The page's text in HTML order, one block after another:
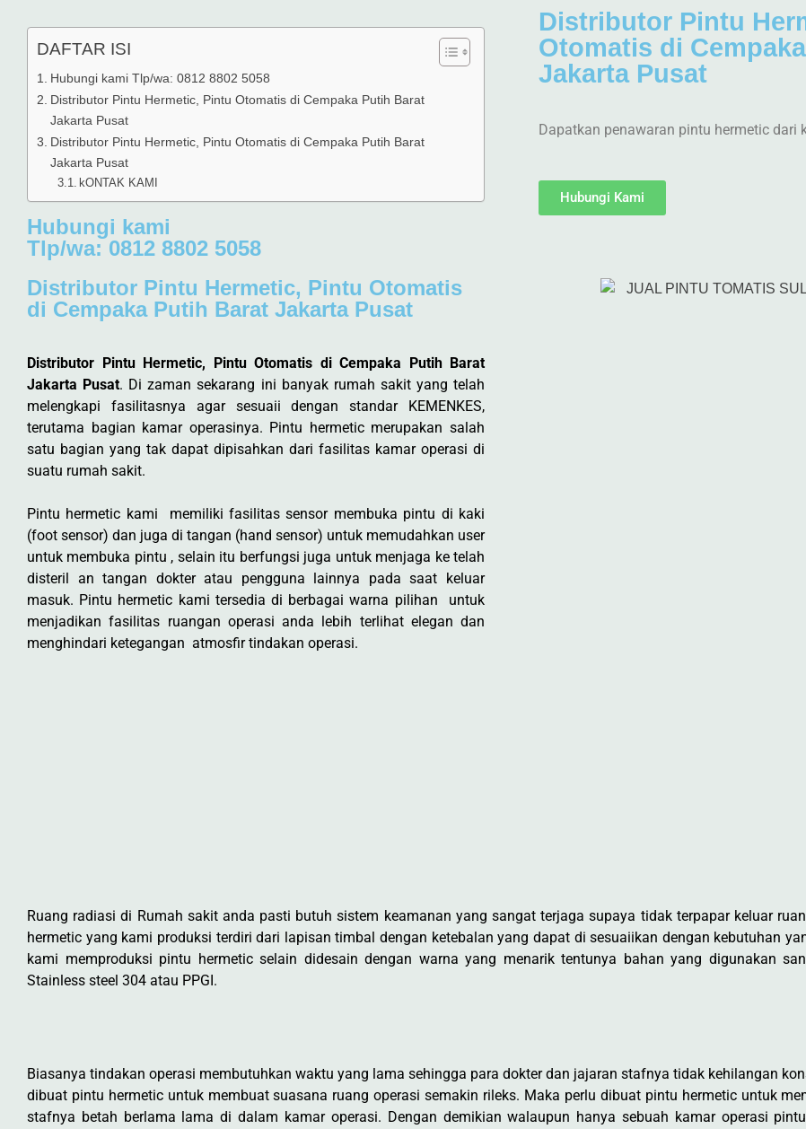
DAFTAR ISI
Hubungi kami Tlp/wa: 0812 8802 5058
Distributor Pintu Hermetic, Pintu Otomatis di Cempaka Putih Barat
Jakarta Pusat
Distributor Pintu Hermetic, Pintu Otomatis di Cempaka Putih Barat
Jakarta Pusat
kONTAK KAMI
Hubungi kami
Tlp/wa: 0812 8802 5058
Distributor Pintu
Otomatis di
Jakarta Pusat
Dapatkan penawaran pintu hermetic dari
Hubungi Kami
Distributor Pintu Hermetic, Pintu Otomatis
di Cempaka Putih Barat Jakarta Pusat
Distributor Pintu Hermetic, Pintu Otomatis di Cempaka Putih Barat
Jakarta Pusat. Di zaman sekarang ini banyak rumah sakit yang telah
melengkapi fasilitasnya agar sesuaii dengan standar KEMENKES,
terutama bagian kamar operasinya. Pintu hermetic merupakan salah
satu bagian yang tak dapat dipisahkan dari fasilitas kamar operasi di
suatu rumah sakit.
Pintu hermetic kami memiliki fasilitas sensor membuka pintu di kaki
(foot sensor) dan juga di tangan (hand sensor) untuk memudahkan user
untuk membuka pintu , selain itu berfungsi juga untuk menjaga ke telah
disteril an tangan dokter atau pengguna lainnya pada saat keluar
masuk. Pintu hermetic kami tersedia di berbagai warna pilihan untuk
menjadikan fasilitas ruangan operasi anda lebih terlihat elegan dan
menghindari ketegangan atmosfir tindakan operasi.
Ruang radiasi di Rumah sakit anda pasti butuh sistem keamanan yang sangat terjaga supaya tidak terpapar keluar
hermetic yang kami produksi terdiri dari lapisan timbal dengan ketebalan yang dapat di sesuaiikan dengan kebutuhan
kami memproduksi pintu hermetic selain didesain dengan warna yang menarik tentunya bahan yang digunakan
Stainless steel 304 atau PPGI.
Biasanya tindakan operasi membutuhkan waktu yang lama sehingga para dokter dan jajaran stafnya tidak kehilangan
dibuat pintu hermetic untuk membuat suasana ruang operasi semakin rileks. Maka perlu dibuat pintu hermetic untuk
stafnya betah berlama lama di dalam kamar operasi. Dengan demikian walaupun hanya sebuah kamar operasi